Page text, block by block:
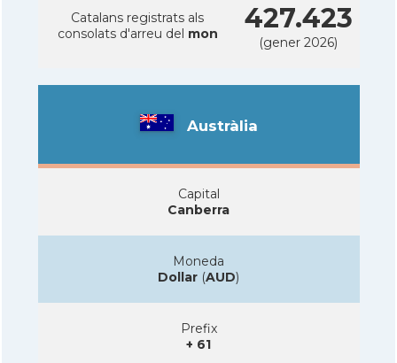
Catalans registrats als
consolats d'arreu del mon 427.423
(gener 2026)
Austràlia
Capital
Canberra
Moneda
Dollar (AUD)
Prefix
+ 61